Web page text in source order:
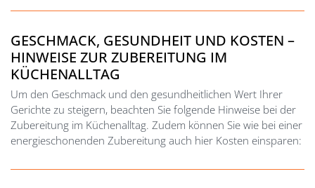
GESCHMACK, GESUNDHEIT UND KOSTEN –
HINWEISE ZUR ZUBEREITUNG IM
KÜCHENALLTAG
Um den Geschmack und den gesundheitlichen Wert Ihrer
Gerichte zu steigern, beachten Sie folgende Hinweise bei der
Zubereitung im Küchenalltag. Zudem können Sie wie bei einer
energieschonenden Zubereitung auch hier Kosten einsparen: